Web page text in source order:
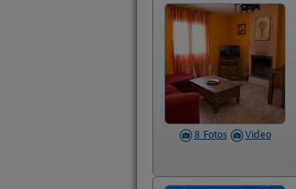
8 Fotos Video